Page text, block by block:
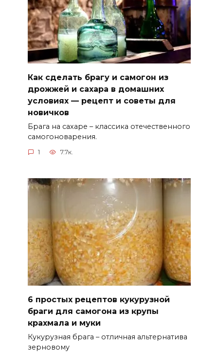
Как сделать брагу и самогон из
дрожжей и сахара в домашних
условиях — рецепт и советы для
новичков
Брага на сахаре – классика отечественного
самогоноварения.
1 7.7к.
6 простых рецептов кукурузной
браги для самогона из крупы
крахмала и муки
Кукурузная брага – отличная альтернатива
зерновому